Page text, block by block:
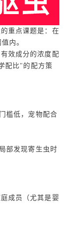
重点课题是：在
内。
效成分的浓度配
配比"的配方策
槛低，宠物配合
部发现寄生虫时
成员（尤其是婴